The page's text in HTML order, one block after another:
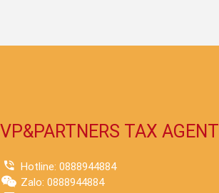
VP&PARTNERS TAX AGENT
Hotline: 0888944884
Zalo: 0888944884